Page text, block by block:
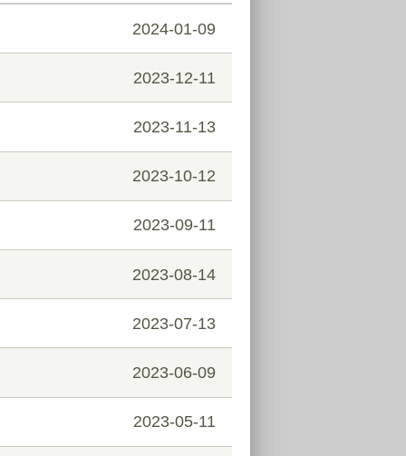
2024-01-09
2023-12-11
2023-11-13
2023-10-12
2023-09-11
2023-08-14
2023-07-13
2023-06-09
2023-05-11